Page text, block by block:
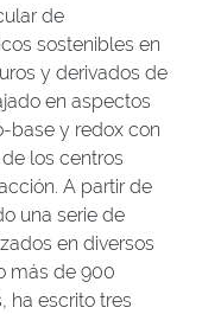
de
sostenibles en
y derivados de
en aspectos
base y redox con
los centros
A partir de
una serie de
en diversos
más de 900
ha escrito tres